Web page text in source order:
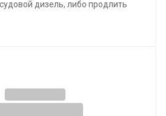
дизель, либо продлить